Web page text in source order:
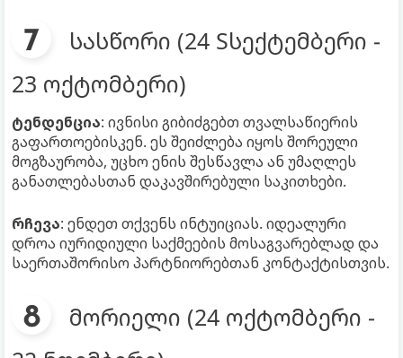
სასწორი (24 Sსექტემბერი -
23 ოქტომბერი)
ტენდენცია: ივნისი გიბიძგებთ თვალსაწიერის
გაფართოებისკენ. ეს შეიძლება იყოს შორეული
მოგზაურობა, უცხო ენის შესწავლა ან უმაღლეს
განათლებასთან დაკავშირებული საკითხები.
რჩევა: ენდეთ თქვენს ინტუიციას. იდეალური
დროა იურიდიული საქმეების მოსაგვარებლად და
საერთაშორისო პარტნიორებთან კონტაქტისთვის.
მორიელი (24 ოქტომბერი -